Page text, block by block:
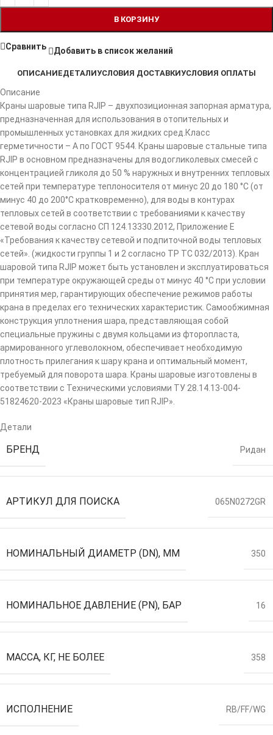
В КОРЗИНУ
Сравнить Добавить в список желаний
ОПИСАНИЕДЕТАЛИУСЛОВИЯ ДОСТАВКИУСЛОВИЯ ОПЛАТЫ
Описание
Краны шаровые типа RJIP – двухпозиционная запорная арматура,
предназначенная для использования в отопительных и
промышленных установках для жидких сред.Класс
герметичности – А по ГОСТ 9544. Краны шаровые стальные типа
RJIP в основном предназначены для водогликолевых смесей с
концентрацией гликоля до 50 % наружных и внутренних тепловых
сетей при температуре теплоносителя от минус 20 до 180 °С (от
минус 40 до 200°С кратковременно), для воды в контурах
тепловых сетей в соответствии с требованиями к качеству
сетевой воды согласно СП 124.13330.2012, Приложение Е
«Требования к качеству сетевой и подпиточной воды тепловых
сетей». (жидкости группы 1 и 2 согласно ТР ТС 032/2013). Кран
шаровой типа RJIP может быть установлен и эксплуатироваться
при температуре окружающей среды от минус 40 °С при условии
принятия мер, гарантирующих обеспечение режимов работы
крана в пределах его технических характеристик. Самообжимная
конструкция уплотнения шара, представляющая собой
специальные пружины с двумя кольцами из фторопласта,
армированного углеволокном, обеспечивает необходимую
плотность прилегания к шару крана и оптимальный момент,
требуемый для поворота шара. Краны шаровые изготовлены в
соответствии с Техническими условиями ТУ 28.14.13-004-
51824620-2023 «Краны шаровые тип RJIP».
Детали
БРЕНД Ридан
АРТИКУЛ ДЛЯ ПОИСКА 065N0272GR
НОМИНАЛЬНЫЙ ДИАМЕТР (DN), ММ 350
НОМИНАЛЬНОЕ ДАВЛЕНИЕ (PN), БАР 16
МАССА, КГ, НЕ БОЛЕЕ 358
ИСПОЛНЕНИЕ RB/FF/WG